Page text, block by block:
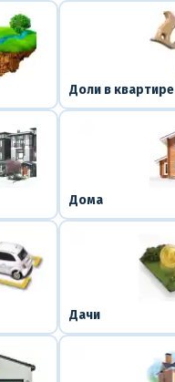
Доли в квартире
Дома
Дачи